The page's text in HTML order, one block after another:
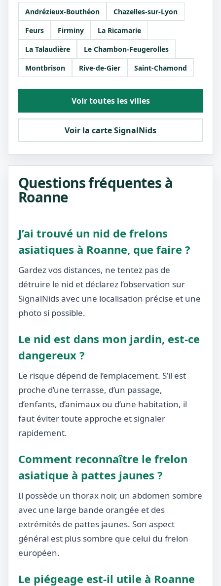
Andrézieux-Bouthéon
Chazelles-sur-Lyon
Feurs
Firminy
La Ricamarie
La Talaudière
Le Chambon-Feugerolles
Montbrison
Rive-de-Gier Saint-Chamond
Voir toutes les villes
Voir la carte SignalNids
Questions fréquentes à
Roanne
J’ai trouvé un nid de frelons
asiatiques à Roanne, que faire ?
Gardez vos distances, ne tentez pas de
détruire le nid et déclarez l’observation sur
SignalNids avec une localisation précise et une
photo si possible.
Le nid est dans mon jardin, est-ce
dangereux ?
Le risque dépend de l’emplacement. S’il est
proche d’une terrasse, d’un passage,
d’enfants, d’animaux ou d’une habitation, il
faut éviter toute approche et signaler
rapidement.
Comment reconnaître le frelon
asiatique à pattes jaunes ?
Il possède un thorax noir, un abdomen sombre
avec une large bande orangée et des
extrémités de pattes jaunes. Son aspect
général est plus sombre que celui du frelon
européen.
Le piégeage est-il utile à Roanne